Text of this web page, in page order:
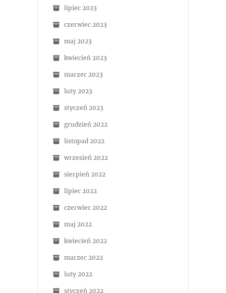
lipiec 2023
czerwiec 2023
maj 2023
kwiecień 2023
marzec 2023
luty 2023
styczeń 2023
grudzień 2022
listopad 2022
wrzesień 2022
sierpień 2022
lipiec 2022
czerwiec 2022
maj 2022
kwiecień 2022
marzec 2022
luty 2022
styczeń 2022